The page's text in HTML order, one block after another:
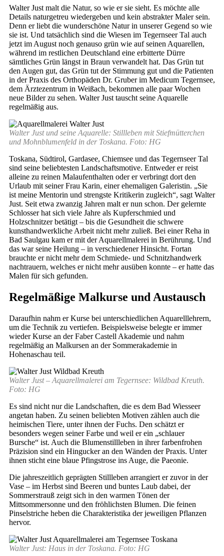
Walter Just malt die Natur, so wie er sie sieht. Es möchte alle
Details naturgetreu wiedergeben und kein abstrakter Maler sein.
Denn er liebt die wunderschöne Natur in unserer Gegend so wie
sie ist. Und tatsächlich sind die Wiesen im Tegernseer Tal auch
jetzt im August noch genauso grün wie auf seinen Aquarellen,
während im restlichen Deutschland eine erbitterte Dürre
sämtliches Grün längst in Braun verwandelt hat. Das Grün tut
den Augen gut, das Grün tut der Stimmung gut und die Patienten
in der Praxis des Orthopäden Dr. Gruber im Medicum Tegernsee,
dem Ärztezentrum in Weißach, bekommen alle paar Wochen
neue Bilder zu sehen. Walter Just tauscht seine Aquarelle
regelmäßig aus.
Walter Just und seine Aquarelle: Stillleben mit Stiefmütterchen
und Mohnblumenfeld in der Toskana. Foto: HG
Toskana, Südtirol, Gardasee, Chiemsee und das Tegernseer Tal
sind seine beliebtesten Landschaftsmotive. Entweder er reist
alleine zu reinen Malaufenthalten oder er verbringt dort den
Urlaub mit seiner Frau Karin, einer ehemaligen Galeristin. „Sie
ist meine Mentorin und strengste Kritikerin zugleich“, sagt Walter
Just. Seit etwa zwanzig Jahren malt er nun schon. Der gelernte
Schlosser hat sich viele Jahre als Kupferschmied und
Holzschnitzer betätigt – bis die Gesundheit die schwere
kunsthandwerkliche Arbeit nicht mehr zuließ. Bei einer Reha in
Bad Saulgau kam er mit der Aquarellmalerei in Berührung. Und
das war seine Heilung – in verschiedener Hinsicht. Fortan
brauchte er nicht mehr dem Schmiede- und Schnitzhandwerk
nachtrauern, welches er nicht mehr ausüben konnte – er hatte das
Malen für sich gefunden.
Regelmäßige Malkurse und Austausch
Daraufhin nahm er Kurse bei unterschiedlichen Aquarelllehrern,
um die Technik zu vertiefen. Beispielsweise belegte er immer
wieder Kurse an der Faber Castell Akademie und nahm
regelmäßig an Malkursen an der Sommerakademie in
Hohenaschau teil.
Walter Just – Aquarellmalerei am Tegernsee: Wildbad Kreuth.
Foto: HG
Es sind nicht nur die Landschaften, die es dem Bad Wiesseer
angetan haben. Zu seinen beliebten Motiven zählen auch die
heimischen Tiere, unter ihnen der Fuchs. Den schätzt er
besonders wegen seiner Farbe und weil er ein „schlauer
Bursche“ ist. Auch die Blumenstillleben in ihrer farbenfrohen
Präzision sind ein Hingucker an den Wänden der Praxis. Unter
ihnen sticht eine blaue Pfingstrose ins Auge, die Paeonie.
Die jahreszeitlich geprägten Stillleben arrangiert er zuvor in der
Vase – im Herbst sind Beeren und buntes Laub dabei, der
Sommerstrauß zeigt sich in den warmen Tönen der
Mittsommersonne und den fröhlichsten Blumen. Die feinen
Pinselstriche heben die Charakteristika der jeweiligen Pflanzen
hervor.
Walter Just: Haus in der Toskana. Foto: HG